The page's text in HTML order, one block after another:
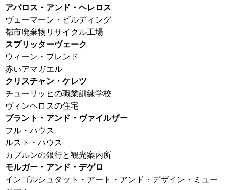
アバロス・アンド・ヘレロス
ヴェーマーン・ビルディング
都市廃棄物リサイクル工場
スプリッターヴェーク
ウィーン・ブレンド
赤いアマガエル
クリスチャン・ケレツ
チューリッヒの職業訓練学校
ヴィンヘロスの住宅
ブラント・アンド・ヴァイルザー
フル・ハウス
ルスト・ハウス
カプルンの銀行と観光案内所
モルガー・アンド・デゲロ
インゴルシュタット・アート・アンド・デザイン・ミュー